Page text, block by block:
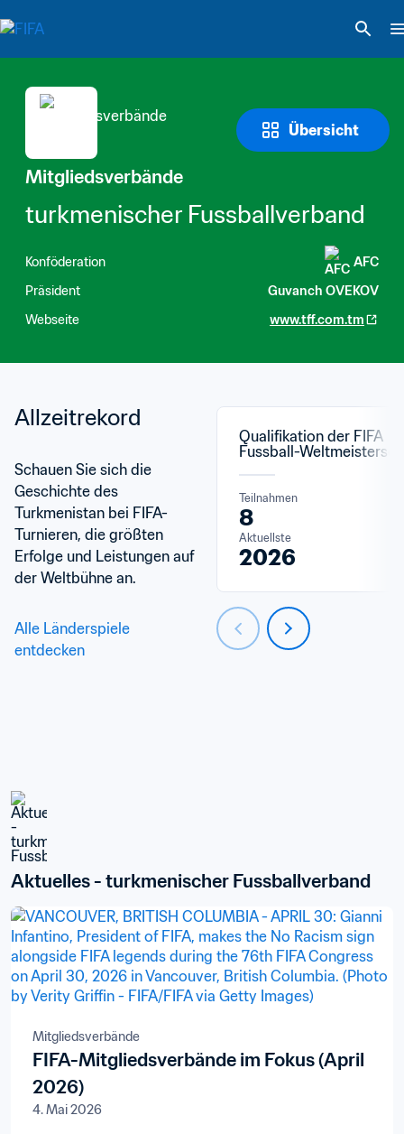
Übersicht
Mitgliedsverbände
turkmenischer Fussballverband
Konföderation
AFC
Präsident
Guvanch OVEKOV
Webseite
www.tff.com.tm
Allzeitrekord
Schauen Sie sich die
Geschichte des
Turkmenistan bei FIFA-
Turnieren, die größten
Erfolge und Leistungen auf
der Weltbühne an.
Alle Länderspiele
entdecken
Qualifikation der FIFA
Fussball-
Teilnahmen
8
Aktuellste
2026
Aktuelles - turkmenischer Fussballverband
Mitgliedsverbände
FIFA-Mitgliedsverbände im Fokus (April
2026)
4. Mai 2026